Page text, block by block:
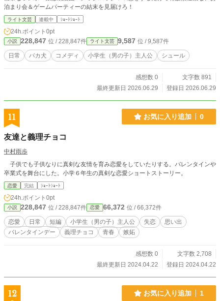
泊まり会＆ゲームパーティーの結末を見届けろ！
ライト文芸 連載中 ｼｮｰﾄｼｮｰﾄ
24h.ポイント 0pt
小説 228,847 位 / 228,847件 ライト文芸 9,587 位 / 9,587件
日常 バカ犬 コメディ 小学生（男の子）主人公 シュール
感想数 0
文字数 891
最終更新日 2026.06.29
登録日 2026.06.29
11 お気に入り追加 0
友達と義理チョコ
中村雨歩
子供でも子供なりに真剣な友情を育み恋愛をしていたりする。バレンタインや
卒業式を舞台にした。小学６年生の真剣な恋愛ショートストーリー。
恋愛 完結 ｼｮｰﾄｼｮｰﾄ
24h.ポイント 0pt
小説 228,847 位 / 228,847件 恋愛 66,372 位 / 66,372件
恋愛 日常 短編 小学生（男の子）主人公 失恋
思い出
バレンタインデー
義理チョコ 青春 嫉妬
感想数 0
文字数 2,708
最終更新日 2024.04.22
登録日 2024.04.22
12 お気に入り追加 1